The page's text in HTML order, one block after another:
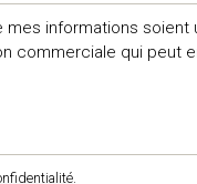
informations soient
commerciale qui peut